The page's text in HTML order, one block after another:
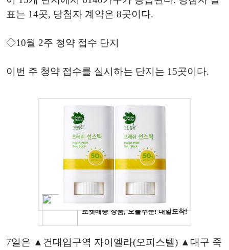
표는 14곳, 당첨자 계약은 8곳이다.
◇10월 2주 청약 접수 단지
이번 주 청약 접수를 실시하는 단지는 15곳이다.
7일은 ▲건대입구역 자이엘라(오피스텔) ▲대구 죽